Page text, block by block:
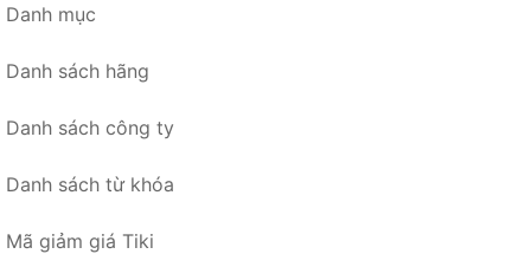
Danh mục
Danh sách hãng
Danh sách công ty
Danh sách từ khóa
Mã giảm giá Tiki